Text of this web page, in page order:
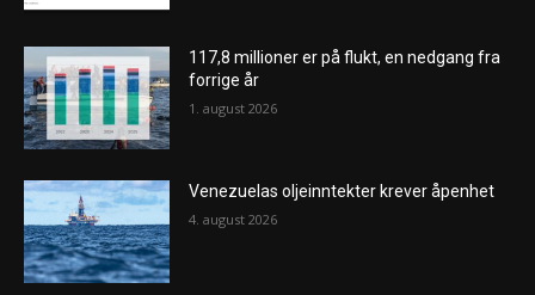
117,8 millioner er på flukt, en nedgang fra
forrige år
1. august 2026
Venezuelas oljeinntekter krever åpenhet
4. august 2026